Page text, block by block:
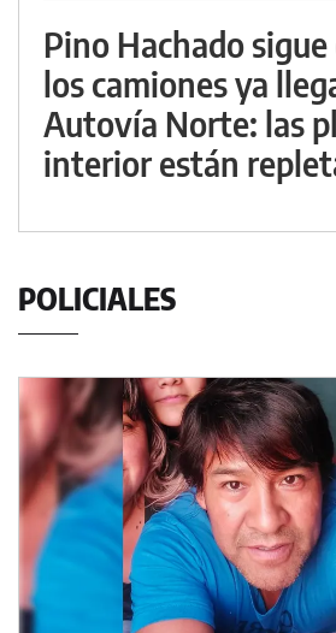
Pino Hachado
los camiones ya
Autovía Norte: las
interior están
POLICIALES